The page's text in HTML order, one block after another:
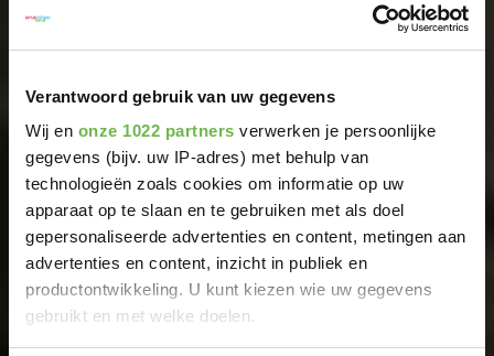
Verantwoord gebruik van uw gegevens
Wij en onze 1022 partners verwerken je persoonlijke
gegevens (bijv. uw IP-adres) met behulp van
technologieën zoals cookies om informatie op uw
apparaat op te slaan en te gebruiken met als doel
gepersonaliseerde advertenties en content, metingen aan
advertenties en content, inzicht in publiek en
productontwikkeling. U kunt kiezen wie uw gegevens
gebruikt en met welke doelen.